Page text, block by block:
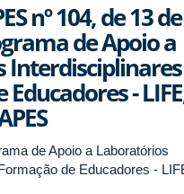
nº 104, de 13
de Apoio a
-
de Apoio a Laboratórios
de Educadores -